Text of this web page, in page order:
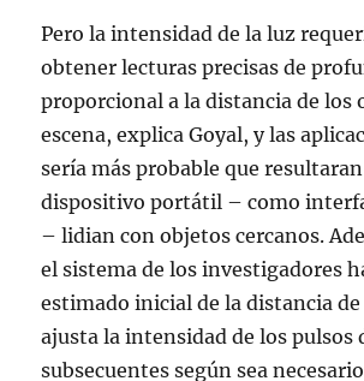
Pero la intensidad de la luz
obtener lecturas precisas de
proporcional a la distancia de los
escena, explica Goyal, y las
sería más probable que
dispositivo portátil – como
– lidian con objetos cercanos.
el sistema de los investigadores
estimado inicial de la distancia
ajusta la intensidad de los pulsos
subsecuentes según sea